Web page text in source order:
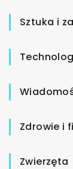
Sztuka i
Zdrowie i
Zwierzęta